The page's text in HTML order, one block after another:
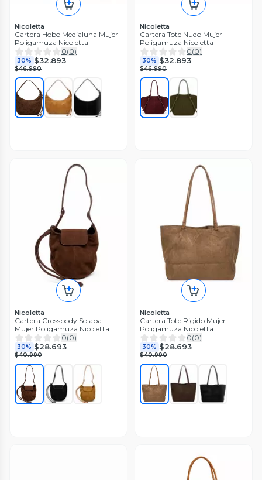
Nicoletta
Cartera Hobo Medialuna Mujer
Poligamuza Nicoletta
0(0)
30% $32.893
$46.990
Nicoletta
Cartera Tote Nudo Mujer
Poligamuza Nicoletta
0(0)
30% $32.893
$46.990
Nicoletta
Cartera Crossbody Solapa
Mujer Poligamuza Nicoletta
0(0)
30% $28.693
$40.990
Nicoletta
Cartera Tote Rigido Mujer
Poligamuza Nicoletta
0(0)
30% $28.693
$40.990